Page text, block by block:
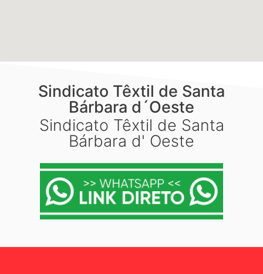
Sindicato Têxtil de Santa
Bárbara d´Oeste
Sindicato Têxtil de Santa
Bárbara d' Oeste